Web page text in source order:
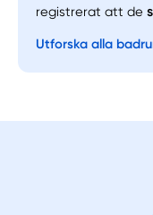
registrerat att de
Utforska alla